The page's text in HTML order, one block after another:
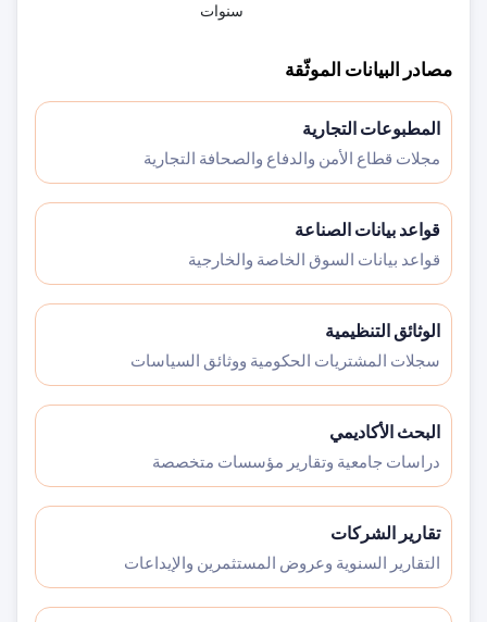
سنوات
مصادر البيانات الموثّقة
المطبوعات التجارية
مجلات قطاع الأمن والدفاع والصحافة التجارية
قواعد بيانات الصناعة
قواعد بيانات السوق الخاصة والخارجية
الوثائق التنظيمية
سجلات المشتريات الحكومية ووثائق السياسات
البحث الأكاديمي
دراسات جامعية وتقارير مؤسسات متخصصة
تقارير الشركات
التقارير السنوية وعروض المستثمرين والإيداعات